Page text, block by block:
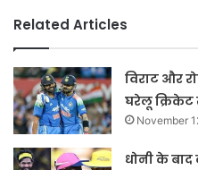
Related Articles
विराट और
घरेलू क्रिकेट
November
धोनी के